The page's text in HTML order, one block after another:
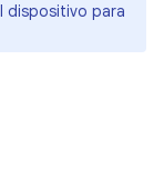
dispositivo para